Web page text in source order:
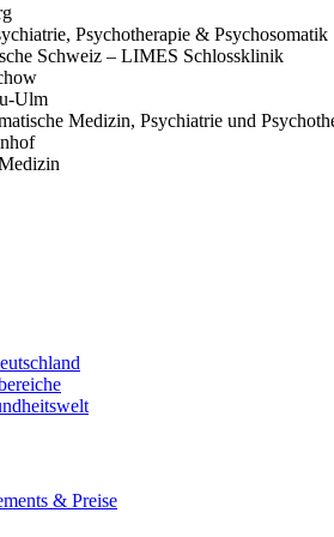
Psychotherapie & Psychosomatik
Schweiz – LIMES Schlossklinik
Ulm
Medizin, Psychiatrie und
& Preise